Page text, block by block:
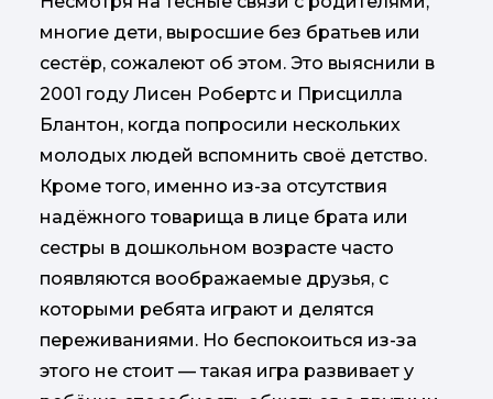
многие дети, выросшие без братьев или
сестёр, сожалеют об этом. Это выяснили в
2001 году Лисен Робертс и Присцилла
Блантон, когда попросили нескольких
молодых людей вспомнить своё детство.
Кроме того, именно из-за отсутствия
надёжного товарища в лице брата или
сестры в дошкольном возрасте часто
появляются воображаемые друзья, с
которыми ребята играют и делятся
переживаниями. Но беспокоиться из-за
этого не стоит — такая игра развивает у